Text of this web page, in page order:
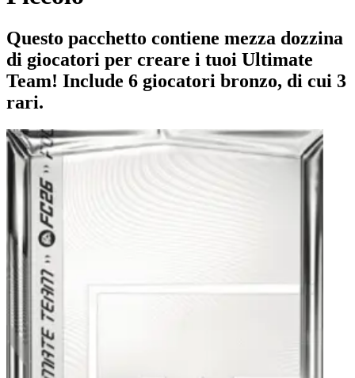
Questo pacchetto contiene mezza dozzina
di giocatori per creare i tuoi Ultimate
Team! Include 6 giocatori bronzo, di cui 3
rari.